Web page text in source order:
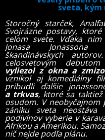
sveta, kým
Storočný starček,
Svojrázne postavy,
celom svete. Vďaka
Jonasa Jonassona
škandinávskych
celosvetovým debutom
vyliezol z okna a
vznikol aj komediálny
pribudli ďalšie
a trkvas, ktoré sa
osudom. V neobyčajnom
zániku sveta
podivínov vyberie v
Afrikou a Amerikou.
nič nejde podľa plánu.